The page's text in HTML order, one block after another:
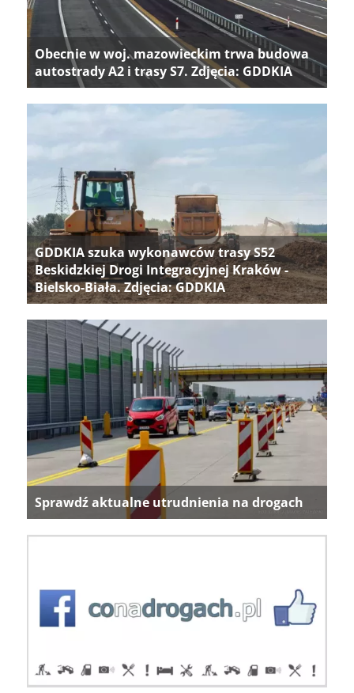
Obecnie w woj. mazowieckim trwa budowa
autostrady A2 i trasy S7. Zdjęcia: GDDKIA
GDDKIA szuka wykonawców trasy S52
Beskidzkiej Drogi Integracyjnej Kraków -
Bielsko-Biała. Zdjęcia: GDDKIA
Sprawdź aktualne utrudnienia na drogach